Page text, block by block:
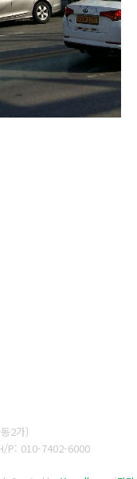
2가)
P: 010-7402-6000